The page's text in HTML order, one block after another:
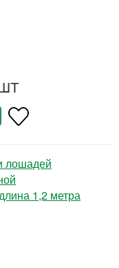
лошадей
1,2 метра